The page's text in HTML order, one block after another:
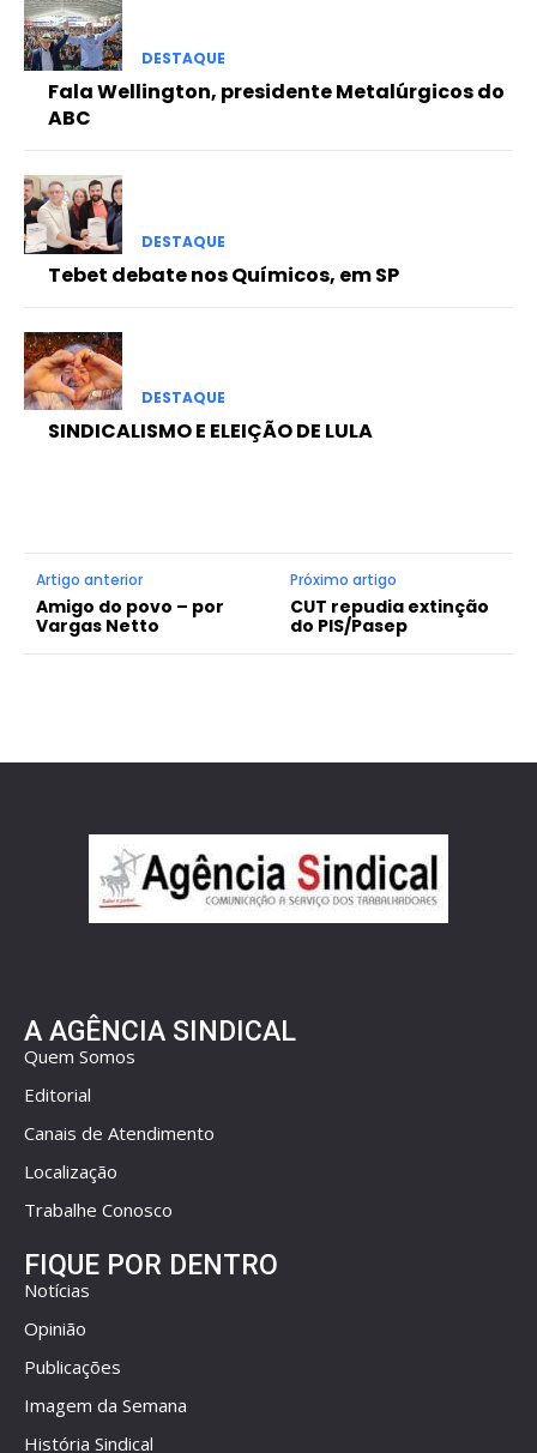
DESTAQUE
Fala Wellington, presidente Metalúrgicos do
ABC
DESTAQUE
Tebet debate nos Químicos, em SP
DESTAQUE
SINDICALISMO E ELEIÇÃO DE LULA
Artigo anterior
Amigo do povo – por
Vargas Netto
Próximo artigo
CUT repudia extinção
do PIS/Pasep
A AGÊNCIA SINDICAL
Quem Somos
Editorial
Canais de Atendimento
Localização
Trabalhe Conosco
FIQUE POR DENTRO
Notícias
Opinião
Publicações
Imagem da Semana
História Sindical